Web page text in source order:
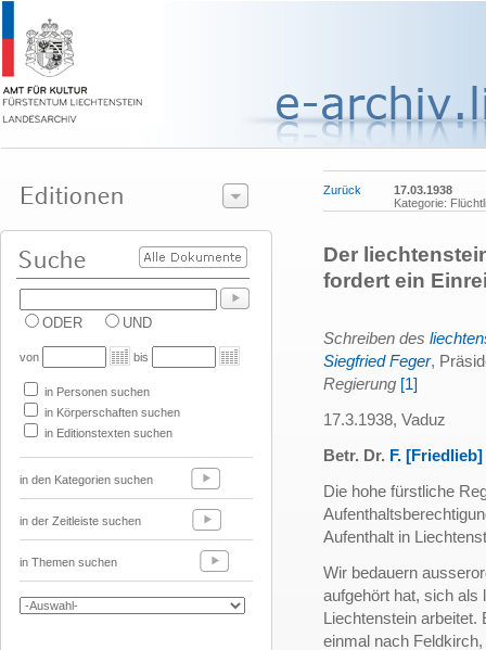
ODER UND
von bis
in Personen suchen
in Körperschaften suchen
in Editionstexten suchen
in den Kategorien suchen
in der Zeitleiste suchen
in Themen suchen
Zurück
17.03.1938
Kategorie:
Der
fordert ein
Schreiben des
Siegfried Feger,
Regierung [1]
17.3.1938, Vaduz
Betr. Dr. F.
Die hohe fürstliche
Aufenthalt in
Wir bedauern
aufgehört hat, sich als
Liechtenstein arbeitet.
einmal nach